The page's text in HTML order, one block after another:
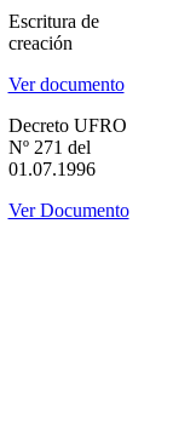
Escritura de
creación
Ver documento
Decreto UFRO
Nº 271 del
01.07.1996
Ver Documento